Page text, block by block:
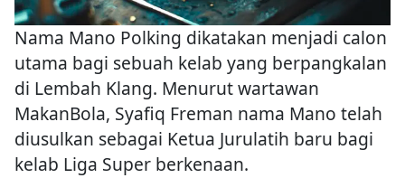
Nama Mano Polking dikatakan menjadi calon
utama bagi sebuah kelab yang berpangkalan
di Lembah Klang. Menurut wartawan
MakanBola, Syafiq Freman nama Mano telah
diusulkan sebagai Ketua Jurulatih baru bagi
kelab Liga Super berkenaan.